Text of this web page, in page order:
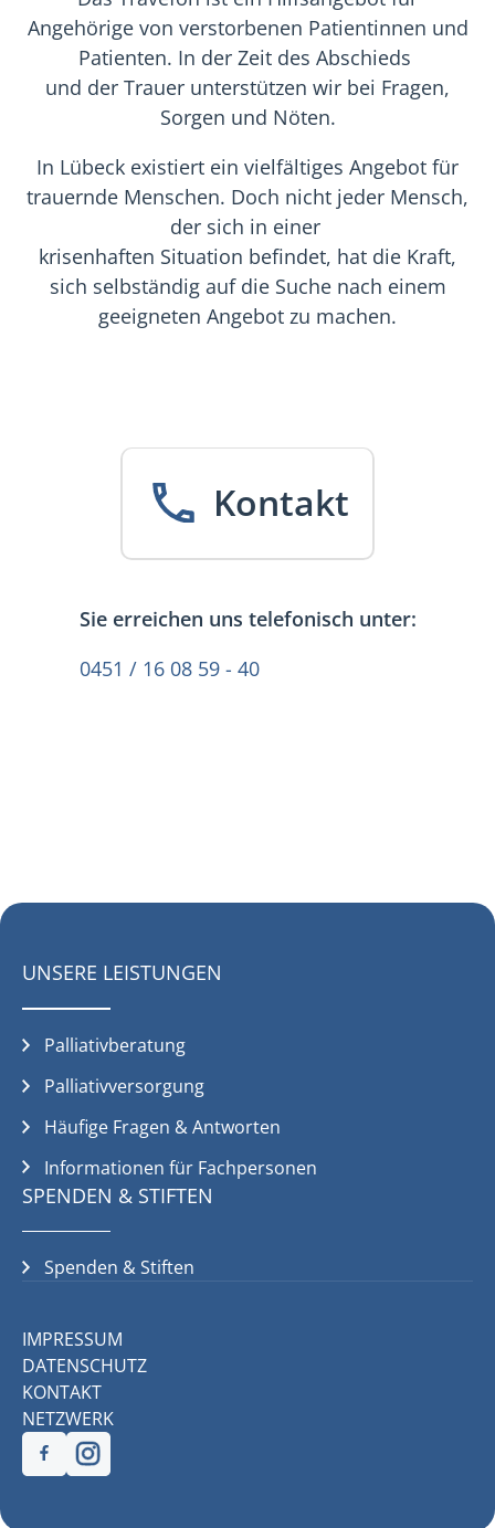
Angehörige von verstorbenen Patientinnen und
Patienten. In der Zeit des Abschieds
und der Trauer unterstützen wir bei Fragen,
Sorgen und Nöten.
In Lübeck existiert ein vielfältiges Angebot für
trauernde Menschen. Doch nicht jeder Mensch,
der sich in einer
krisenhaften Situation befindet, hat die Kraft,
sich selbständig auf die Suche nach einem
geeigneten Angebot zu machen.
Kontakt
Sie erreichen uns telefonisch unter:
0451 / 16 08 59 - 40
UNSERE LEISTUNGEN
Palliativberatung
Palliativversorgung
Häufige Fragen & Antworten
Informationen für Fachpersonen
SPENDEN & STIFTEN
Spenden & Stiften
IMPRESSUM
DATENSCHUTZ
KONTAKT
NETZWERK